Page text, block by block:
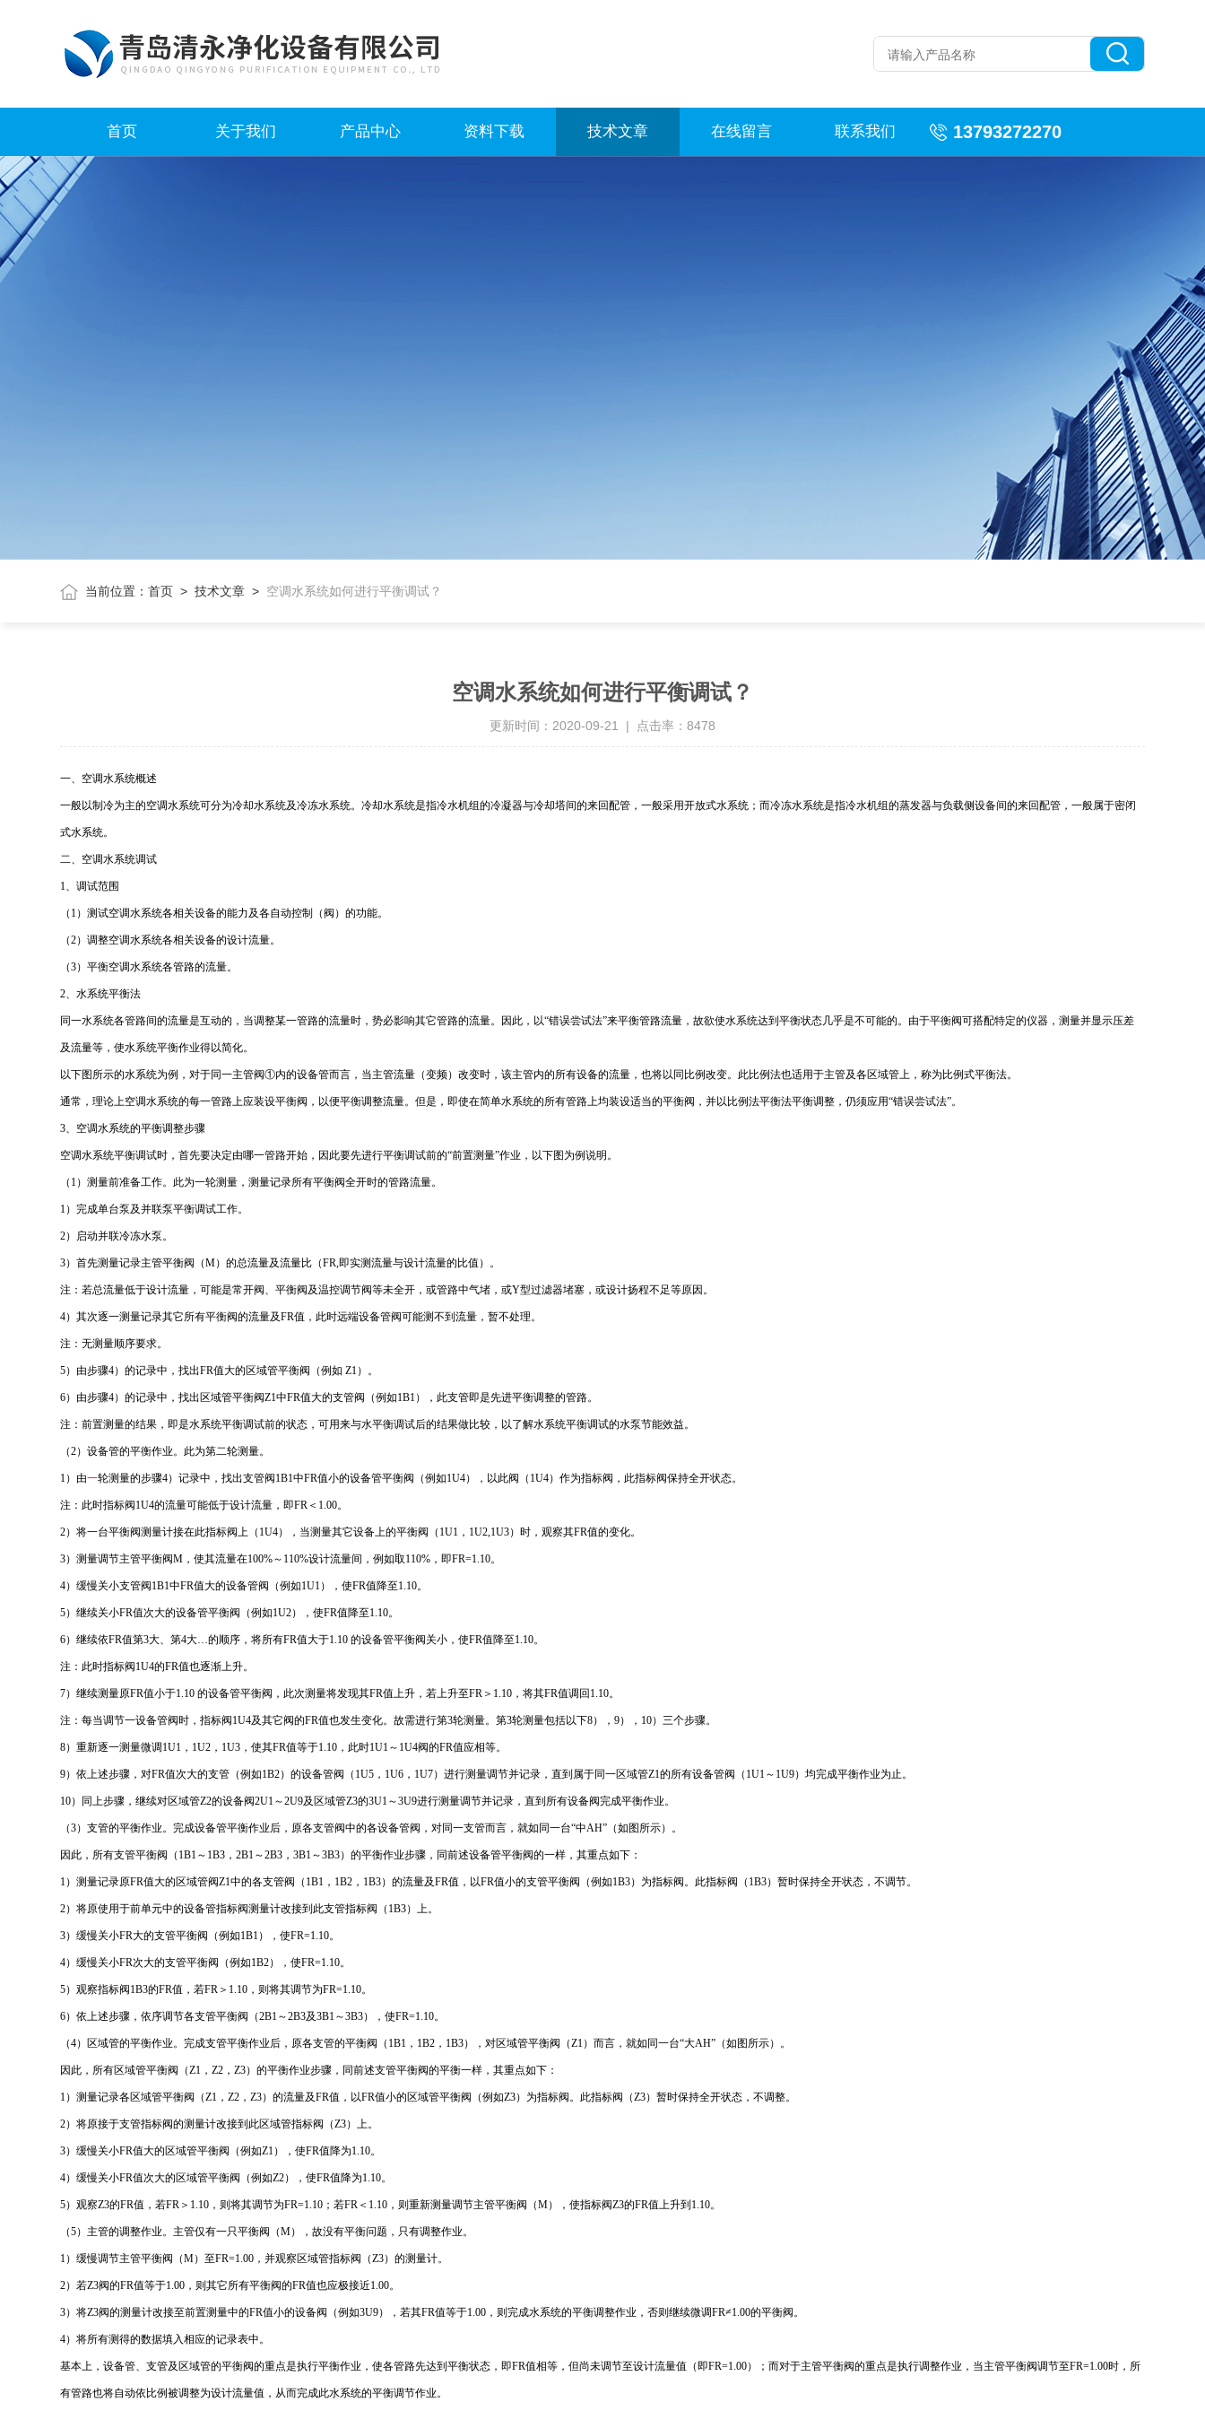
首页 关于我们 产品中心 资料下载 技术文章 在线留言 联系我们 13793272270
当前位置：首页 >技术文章 > 空调水系统如何进行平衡调试？
空调水系统如何进行平衡调试？
更新时间：2020-09-21 | 点击率：8478
一、空调水系统概述
一般以制冷为主的空调水系统可分为冷却水系统及冷冻水系统。冷却水系统是指冷水机组的冷凝器与冷却塔间的来回配管，一般采用开放式水系统；而冷冻水系统是指冷水机组的蒸发器与负载侧设备间的来回配管，一般属于密闭
式水系统。
二、空调水系统调试
1、调试范围
（1）测试空调水系统各相关设备的能力及各自动控制（阀）的功能。
（2）调整空调水系统各相关设备的设计流量。
（3）平衡空调水系统各管路的流量。
2、水系统平衡法
同一水系统各管路间的流量是互动的，当调整某一管路的流量时，势必影响其它管路的流量。因此，以“错误尝试法”来平衡管路流量，故欲使水系统达到平衡状态几乎是不可能的。由于平衡阀可搭配特定的仪器，测量并显示压差
及流量等，使水系统平衡作业得以简化。
以下图所示的水系统为例，对于同一主管阀①内的设备管而言，当主管流量（变频）改变时，该主管内的所有设备的流量，也将以同比例改变。此比例法也适用于主管及各区域管上，称为比例式平衡法。
通常，理论上空调水系统的每一管路上应装设平衡阀，以便平衡调整流量。但是，即使在简单水系统的所有管路上均装设适当的平衡阀，并以比例法平衡法平衡调整，仍须应用“错误尝试法”。
3、空调水系统的平衡调整步骤
空调水系统平衡调试时，首先要决定由哪一管路开始，因此要先进行平衡调试前的“前置测量”作业，以下图为例说明。
（1）测量前准备工作。此为一轮测量，测量记录所有平衡阀全开时的管路流量。
1）完成单台泵及并联泵平衡调试工作。
2）启动并联冷冻水泵。
3）首先测量记录主管平衡阀（M）的总流量及流量比（FR,即实测流量与设计流量的比值）。
注：若总流量低于设计流量，可能是常开阀、平衡阀及温控调节阀等未全开，或管路中气堵，或Y型过滤器堵塞，或设计扬程不足等原因。
4）其次逐一测量记录其它所有平衡阀的流量及FR值，此时远端设备管阀可能测不到流量，暂不处理。
注：无测量顺序要求。
5）由步骤4）的记录中，找出FR值大的区域管平衡阀（例如 Z1）。
6）由步骤4）的记录中，找出区域管平衡阀Z1中FR值大的支管阀（例如1B1），此支管即是先进平衡调整的管路。
注：前置测量的结果，即是水系统平衡调试前的状态，可用来与水平衡调试后的结果做比较，以了解水系统平衡调试的水泵节能效益。
（2）设备管的平衡作业。此为第二轮测量。
1）由一轮测量的步骤4）记录中，找出支管阀1B1中FR值小的设备管平衡阀（例如1U4），以此阀（1U4）作为指标阀，此指标阀保持全开状态。
注：此时指标阀1U4的流量可能低于设计流量，即FR＜1.00。
2）将一台平衡阀测量计接在此指标阀上（1U4），当测量其它设备上的平衡阀（1U1，1U2,1U3）时，观察其FR值的变化。
3）测量调节主管平衡阀M，使其流量在100%～110%设计流量间，例如取110%，即FR=1.10。
4）缓慢关小支管阀1B1中FR值大的设备管阀（例如1U1），使FR值降至1.10。
5）继续关小FR值次大的设备管平衡阀（例如1U2），使FR值降至1.10。
6）继续依FR值第3大、第4大…的顺序，将所有FR值大于1.10 的设备管平衡阀关小，使FR值降至1.10。
注：此时指标阀1U4的FR值也逐渐上升。
7）继续测量原FR值小于1.10 的设备管平衡阀，此次测量将发现其FR值上升，若上升至FR＞1.10，将其FR值调回1.10。
注：每当调节一设备管阀时，指标阀1U4及其它阀的FR值也发生变化。故需进行第3轮测量。第3轮测量包括以下8），9），10）三个步骤。
8）重新逐一测量微调1U1，1U2，1U3，使其FR值等于1.10，此时1U1～1U4阀的FR值应相等。
9）依上述步骤，对FR值次大的支管（例如1B2）的设备管阀（1U5，1U6，1U7）进行测量调节并记录，直到属于同一区域管Z1的所有设备管阀（1U1～1U9）均完成平衡作业为止。
10）同上步骤，继续对区域管Z2的设备阀2U1～2U9及区域管Z3的3U1～3U9进行测量调节并记录，直到所有设备阀完成平衡作业。
（3）支管的平衡作业。完成设备管平衡作业后，原各支管阀中的各设备管阀，对同一支管而言，就如同一台“中AH”（如图所示）。
因此，所有支管平衡阀（1B1～1B3，2B1～2B3，3B1～3B3）的平衡作业步骤，同前述设备管平衡阀的一样，其重点如下：
1）测量记录原FR值大的区域管阀Z1中的各支管阀（1B1，1B2，1B3）的流量及FR值，以FR值小的支管平衡阀（例如1B3）为指标阀。此指标阀（1B3）暂时保持全开状态，不调节。
2）将原使用于前单元中的设备管指标阀测量计改接到此支管指标阀（1B3）上。
3）缓慢关小FR大的支管平衡阀（例如1B1），使FR=1.10。
4）缓慢关小FR次大的支管平衡阀（例如1B2），使FR=1.10。
5）观察指标阀1B3的FR值，若FR＞1.10，则将其调节为FR=1.10。
6）依上述步骤，依序调节各支管平衡阀（2B1～2B3及3B1～3B3），使FR=1.10。
（4）区域管的平衡作业。完成支管平衡作业后，原各支管的平衡阀（1B1，1B2，1B3），对区域管平衡阀（Z1）而言，就如同一台“大AH”（如图所示）。
因此，所有区域管平衡阀（Z1，Z2，Z3）的平衡作业步骤，同前述支管平衡阀的平衡一样，其重点如下：
1）测量记录各区域管平衡阀（Z1，Z2，Z3）的流量及FR值，以FR值小的区域管平衡阀（例如Z3）为指标阀。此指标阀（Z3）暂时保持全开状态，不调整。
2）将原接于支管指标阀的测量计改接到此区域管指标阀（Z3）上。
3）缓慢关小FR值大的区域管平衡阀（例如Z1），使FR值降为1.10。
4）缓慢关小FR值次大的区域管平衡阀（例如Z2），使FR值降为1.10。
5）观察Z3的FR值，若FR＞1.10，则将其调节为FR=1.10；若FR＜1.10，则重新测量调节主管平衡阀（M），使指标阀Z3的FR值上升到1.10。
（5）主管的调整作业。主管仅有一只平衡阀（M），故没有平衡问题，只有调整作业。
1）缓慢调节主管平衡阀（M）至FR=1.00，并观察区域管指标阀（Z3）的测量计。
2）若Z3阀的FR值等于1.00，则其它所有平衡阀的FR值也应极接近1.00。
3）将Z3阀的测量计改接至前置测量中的FR值小的设备阀（例如3U9），若其FR值等于1.00，则完成水系统的平衡调整作业，否则继续微调FR≠1.00的平衡阀。
4）将所有测得的数据填入相应的记录表中。
基本上，设备管、支管及区域管的平衡阀的重点是执行平衡作业，使各管路先达到平衡状态，即FR值相等，但尚未调节至设计流量值（即FR=1.00）；而对于主管平衡阀的重点是执行调整作业，当主管平衡阀调节至FR=1.00时，所
有管路也将自动依比例被调整为设计流量值，从而完成此水系统的平衡调节作业。